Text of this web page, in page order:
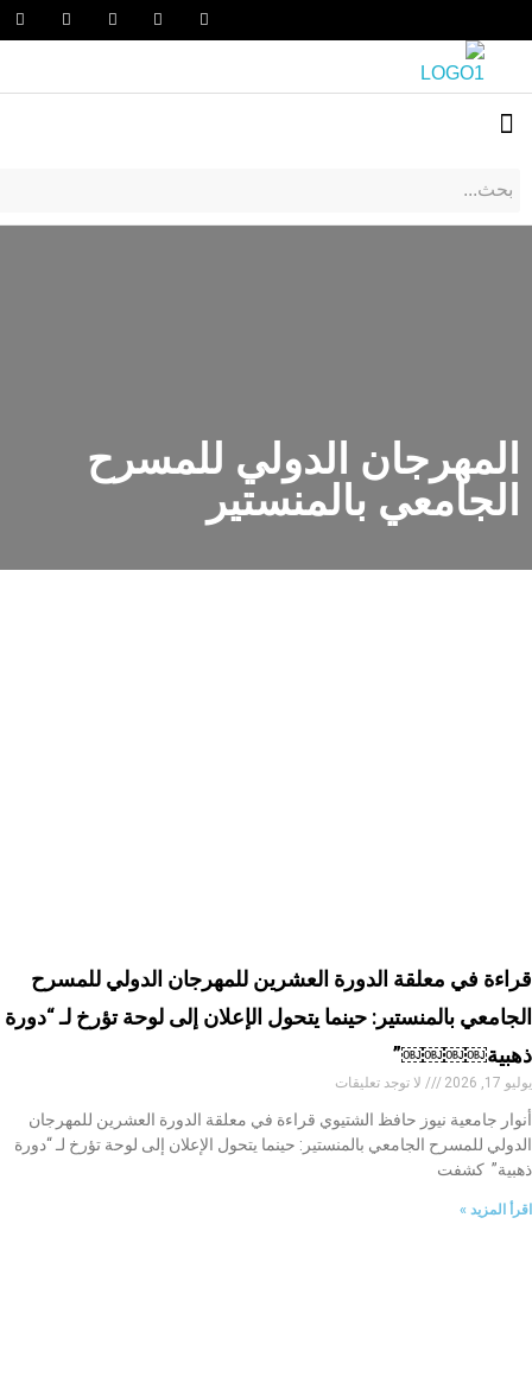
المهرجان الدولي للمسرح
الجامعي بالمنستير
قراءة في معلقة الدورة العشرين للمهرجان الدولي للمسرح
الجامعي بالمنستير: حينما يتحول الإعلان إلى لوحة تؤرخ لـ “دورة
ذهبية￼￼￼￼”
يوليو 17, 2026 لا توجد تعليقات
أنوار جامعية نيوز حافظ الشتيوي قراءة في معلقة الدورة العشرين للمهرجان
الدولي للمسرح الجامعي بالمنستير: حينما يتحول الإعلان إلى لوحة تؤرخ لـ “دورة
ذهبية” كشفت
اقرأ المزيد »